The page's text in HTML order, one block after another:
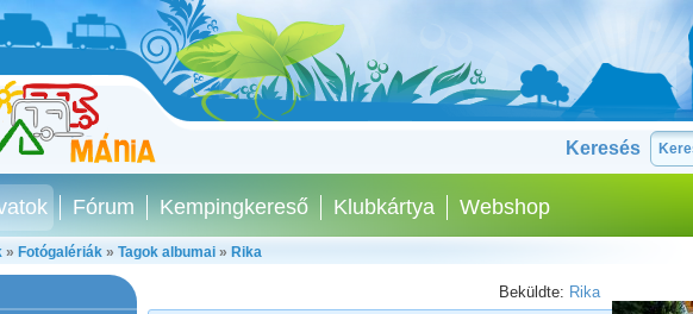
Keresés
Fórum Kempingkereső Klubkártya Webshop
» Fotógalériák» Tagok albumai» Rika
Beküldte: Rika